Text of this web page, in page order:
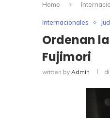
Home
Internacionales
Ordenan
Fujimori
written by Admin